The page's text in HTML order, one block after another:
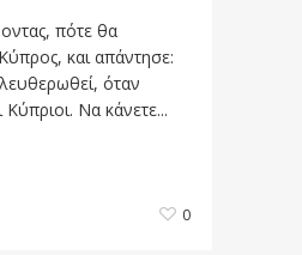
πότε θα
και απάντησε:
όταν
Να κάνετε...
0